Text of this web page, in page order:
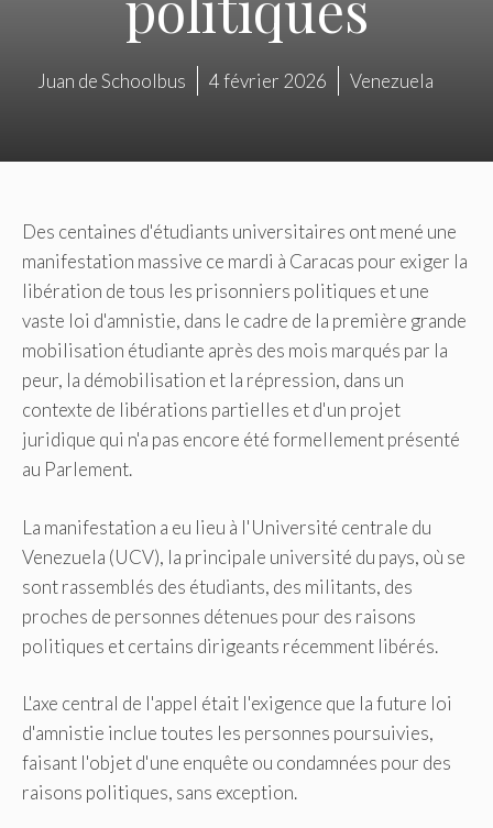
Juan de Schoolbus 4 février 2026 Venezuela
Des centaines d'étudiants universitaires ont mené une
manifestation massive ce mardi à Caracas pour exiger la
libération de tous les prisonniers politiques et une
vaste loi d'amnistie, dans le cadre de la première grande
mobilisation étudiante après des mois marqués par la
peur, la démobilisation et la répression, dans un
contexte de libérations partielles et d'un projet
juridique qui n'a pas encore été formellement présenté
au Parlement.
La manifestation a eu lieu à l'Université centrale du
Venezuela (UCV), la principale université du pays, où se
sont rassemblés des étudiants, des militants, des
proches de personnes détenues pour des raisons
politiques et certains dirigeants récemment libérés.
L'axe central de l'appel était l'exigence que la future loi
d'amnistie inclue toutes les personnes poursuivies,
faisant l'objet d'une enquête ou condamnées pour des
raisons politiques, sans exception.